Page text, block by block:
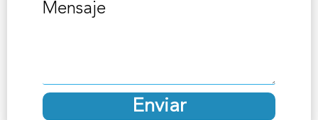
Mensaje
Enviar